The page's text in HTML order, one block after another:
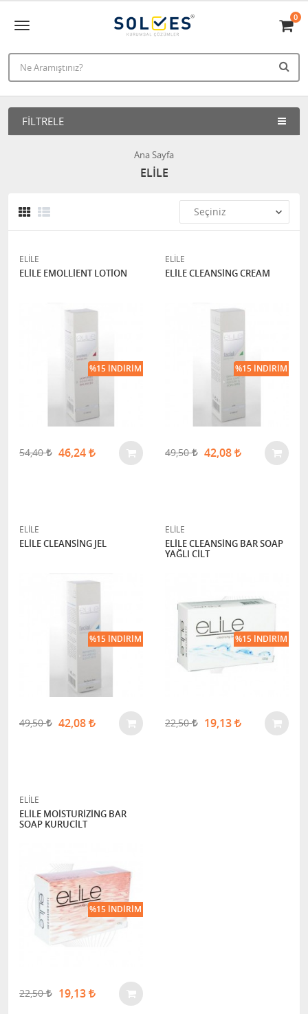
0
FILTRELE
Ana Sayfa
ELİLE
ELİLE
ELİLE EMOLLİENT LOTİON
54,40 46,24
%15 İNDIRIM
ELİLE
ELİLE CLEANSİNG CREAM
49,50 42,08
%15 İNDIRIM
ELİLE
ELİLE CLEANSİNG JEL
49,50 42,08
%15 İNDIRIM
ELİLE
ELİLE CLEANSİNG BAR SOAP
YAĞLI CİLT
22,50 19,13
%15 İNDIRIM
ELİLE
ELİLE MOİSTURİZİNG BAR
SOAP KURUCİLT
22,50 19,13
%15 İNDIRIM